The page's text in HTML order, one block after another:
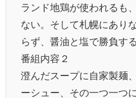
ランド地鶏が使われるも
ない。そして札幌にあり
らず、醤油と塩で勝負する
番組内容２
澄んだスープに自家製麺
ーシュー、その一つ一つ